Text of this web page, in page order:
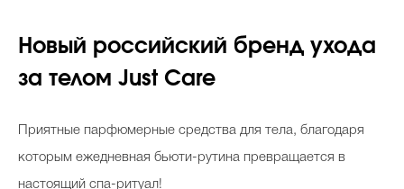
Новый российский бренд ухода
за телом Just Care
Приятные парфюмерные средства для тела, благодаря
которым ежедневная бьюти-рутина превращается в
настоящий спа-ритуал!